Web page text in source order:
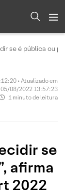
se é pública ou
• Atualizado em
05/08/2022 13:57:23
1 minuto de leitura
se
afirma
2022